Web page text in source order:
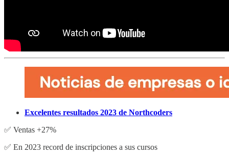
Excelentes resultados 2023 de Northcoders
✅ Ventas +27%
✅ En 2023 record de inscripciones a sus cursos